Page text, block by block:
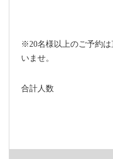
※20名様以上のご予約は
いませ。
合計人数